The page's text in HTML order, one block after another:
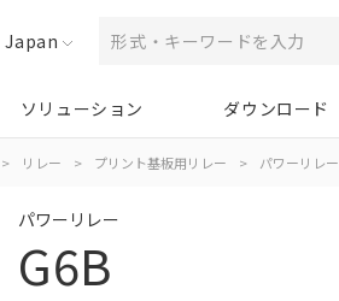
Japan
ソリューション ダウンロード
> リレー > プリント基板用リレー > パワーリレー
パワーリレー
G6B